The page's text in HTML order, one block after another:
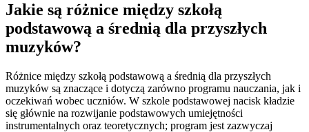
Jakie są różnice między szkołą
podstawową a średnią dla przyszłych
muzyków?
Różnice między szkołą podstawową a średnią dla przyszłych
muzyków są znaczące i dotyczą zarówno programu nauczania, jak i
oczekiwań wobec uczniów. W szkole podstawowej nacisk kładzie
się głównie na rozwijanie podstawowych umiejętności
instrumentalnych oraz teoretycznych; program jest zazwyczaj